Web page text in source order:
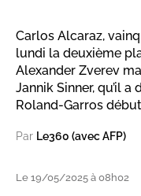
Carlos Alcaraz,
lundi la deuxième
Alexander Zverev
Jannik Sinner, qu’il
Roland-Garros
Par Le360 (avec AFP)
Le 19/05/2025 à 08h02